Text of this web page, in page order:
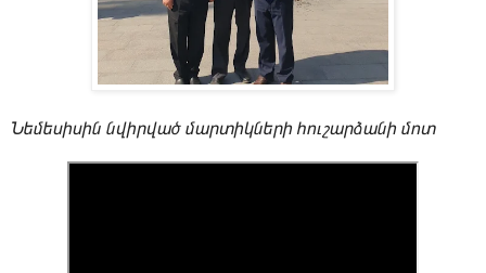
Նեմեսիսին նվիրված մարտիկների հուշարձանի մոտ